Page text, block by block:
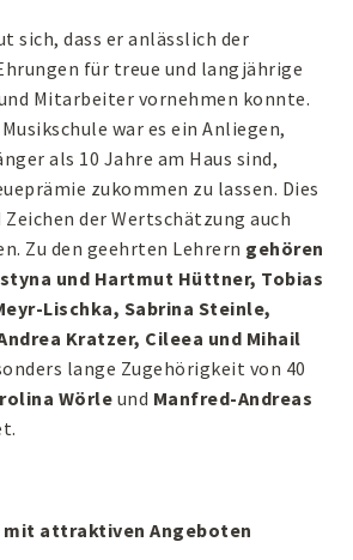
sich, dass er anlässlich der
für treue und langjährige
Mitarbeiter vornehmen konnte.
war es ein Anliegen,
als 10 Jahre am Haus sind,
zukommen zu lassen. Dies
der Wertschätzung auch
Zu den geehrten Lehrern gehören
und Hartmut Hüttner, Tobias
Lischka, Sabrina Steinle,
Kratzer, Cileea und Mihail
lange Zugehörigkeit von 40
Wörleund Manfred-Andreas
attraktiven Angeboten